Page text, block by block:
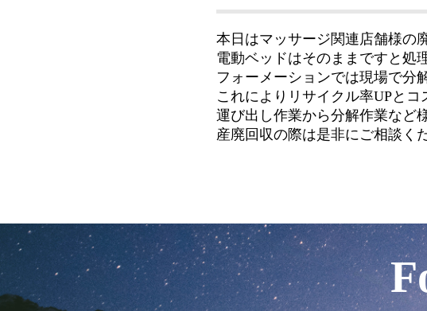
本日はマッサージ関連店舗様の
電動ベッドはそのままですと処
フォーメーションでは現場で分
これによりリサイクル率UPとコ
運び出し作業から分解作業など
産廃回収の際は是非にご相談く